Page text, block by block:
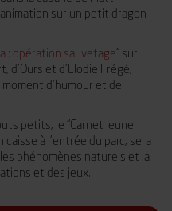
sur un petit dragon
: opération sauvetage ” sur
d’Ours et d’Elodie Frégé,
d’humour et de
petits, le “Carnet jeune
à l’entrée du parc, sera
phénomènes naturels et la
et des jeux.